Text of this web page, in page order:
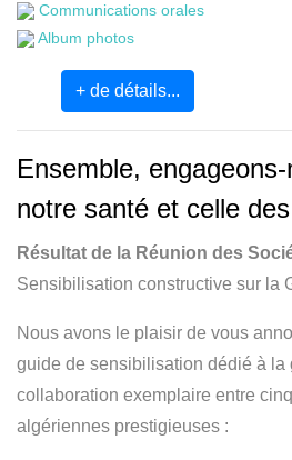
Communications orales
Album photos
+ de détails...
Ensemble,
notre santé et celle
Résultat de la Réunion des
Sensibilisation constructive sur la
Nous avons le plaisir de vous
guide de sensibilisation dédié à la
collaboration exemplaire entre
algériennes prestigieuses :